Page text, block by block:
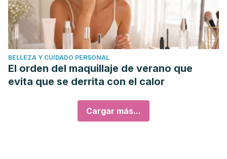
BELLEZA Y CUIDADO PERSONAL
El orden del maquillaje de verano que
evita que se derrita con el calor
Cargar más...